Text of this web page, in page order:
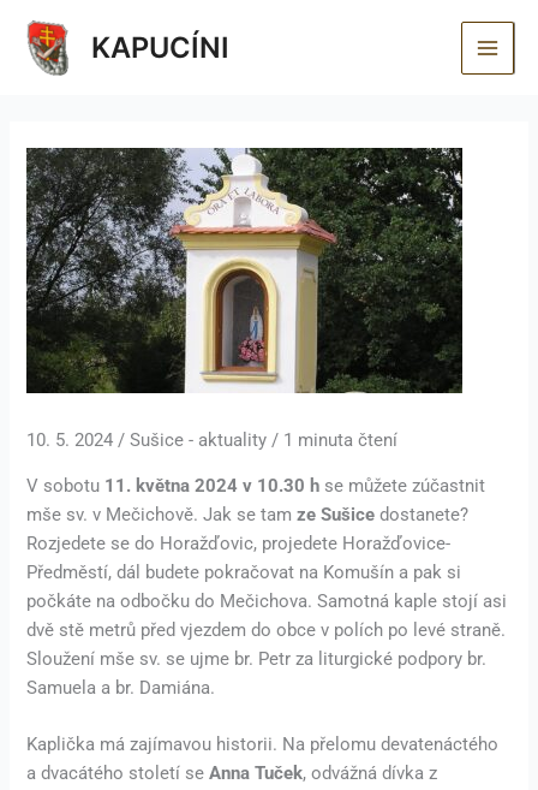
obsah
KAPUCÍNI
10. 5. 2024/Sušice - aktuality / 1 minuta čtení
V sobotu 11. května 2024 v 10.30 h se můžete zúčastnit
mše sv. v Mečichově. Jak se tamze Sušice dostanete?
Rozjedete se do Horažďovic, projedete Horažďovice-
Předměstí, dál budete pokračovat na Komušín a pak si
počkáte na odbočku do Mečichova. Samotná kaple stojí asi
dvě stě metrů před vjezdem do obce v polích po levé straně.
Sloužení mše sv. se ujme br. Petr za liturgické podpory br.
Samuela a br. Damiána.
Kaplička má zajímavou historii. Na přelomu devatenáctého
a dvacátého století seAnna Tuček, odvážná dívka z